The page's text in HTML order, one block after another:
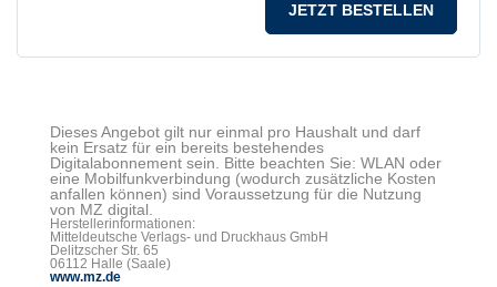
JETZT BESTELLEN
Dieses Angebot gilt nur einmal pro Haushalt und darf
kein Ersatz für ein bereits bestehendes
Digitalabonnement sein. Bitte beachten Sie: WLAN oder
eine Mobilfunkverbindung (wodurch zusätzliche Kosten
anfallen können) sind Voraussetzung für die Nutzung
von MZ digital.
Herstellerinformationen:
Mitteldeutsche Verlags- und Druckhaus GmbH
Delitzscher Str. 65
06112 Halle (Saale)
www.mz.de